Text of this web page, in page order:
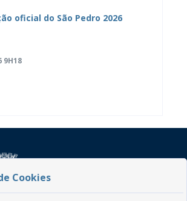
oficial do São Pedro 2026
9H18
Cookies